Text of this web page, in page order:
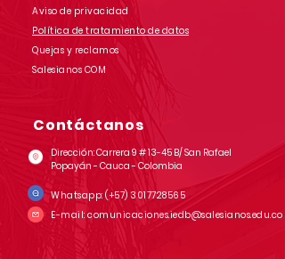
Aviso de privacidad
Política de tratamiento de datos
Quejas y reclamos
Salesianos COM
Contáctanos
Dirección: Carrera 9 # 13-45 B/ San Rafael
Popayán - Cauca - Colombia
Whatsapp: (+57) 3017728565
E-mail: comunicaciones.iedb@salesianos.edu.co